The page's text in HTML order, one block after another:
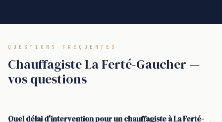
QUESTIONS FRÉQUENTES
Chauffagiste La Ferté-Gaucher —
vos questions
Quel délai d'intervention pour un chauffagiste à La Ferté-